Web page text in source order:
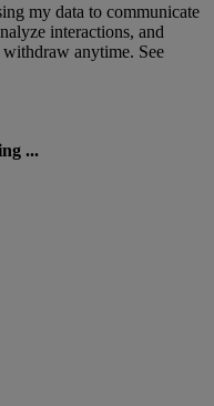
my data to communicate
interactions, and
anytime. See
...